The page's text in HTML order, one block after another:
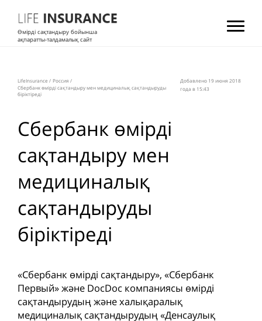
Өмірді сақтандыру бойынша
ақпаратты-талдамалық сайт
LifeInsurance / Россия /
Сбербанк өмірді сақтандыру мен медициналық сақтандыруды
біріктіреді
Добавлено 19 июня 2018
года в 15:43
Сбербанк өмірді
сақтандыру мен
медициналық
сақтандыруды
біріктіреді
«Сбербанк өмірді сақтандыру», «Сбербанк
Первый» және DocDoc компаниясы өмірді
сақтандырудың және халықаралық
медициналық сақтандырудың «Денсаулық